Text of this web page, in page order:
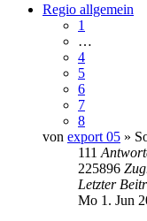
Regio allgemein
1
…
4
5
6
7
8
von export 05 »
111
225896
Letzter
Mo 1. Jun